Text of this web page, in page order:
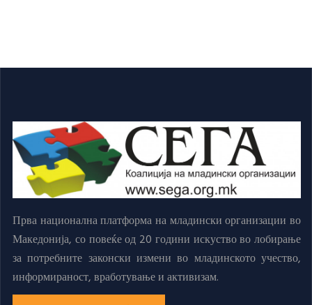
Прва национална платформа на младински организации во
Македонија, со повеќе од 20 години искуство во лобирање
за потребните законски измени во младинското учество,
информираност, вработување и активизам.